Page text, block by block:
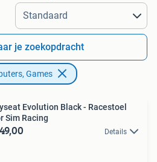
afstanden…
je zoekopdracht
Games
Evolution Black - Racestoel
Sim Racing
Details